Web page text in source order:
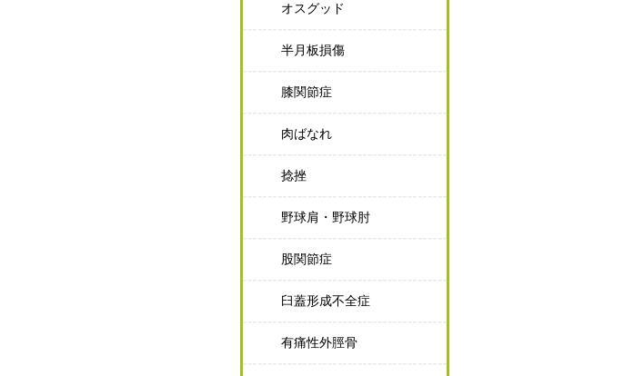
オスグッド
半月板損傷
膝関節症
肉ばなれ
捻挫
野球肩・野球肘
股関節症
臼蓋形成不全症
有痛性外脛骨